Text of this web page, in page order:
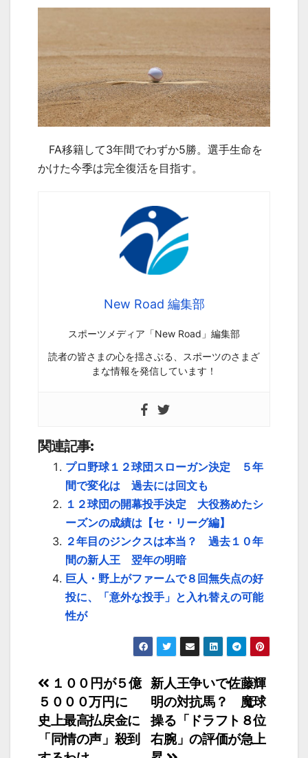
FA移籍して3年間でわずか5勝。選手生命を
かけた今季は完全復活を目指す。
New Road 編集部
スポーツメディア「New Road」編集部
読者の皆さまの心を揺さぶる、スポーツのさまざ
まな情報を発信しています！
関連記事:
プロ野球１２球団スローガン決定 ５年
間で変化は 過去には回文も
１２球団の開幕投手決定 大役務めたシ
ーズンの成績は【セ・リーグ編】
２年目のジンクスは本当？ 過去１０年
間の新人王 翌年の明暗
巨人・野上がファームで８回無失点の好
投に、「意外な投手」と入れ替えの可能
性が
投
稿
ナ
新人王争いで佐藤輝
明の対抗馬？ 魔球
操る「ドラフト８位
右腕」の評価が急上
１００円が５億
５０００万円に
史上最高払戻金に
「同情の声」殺到